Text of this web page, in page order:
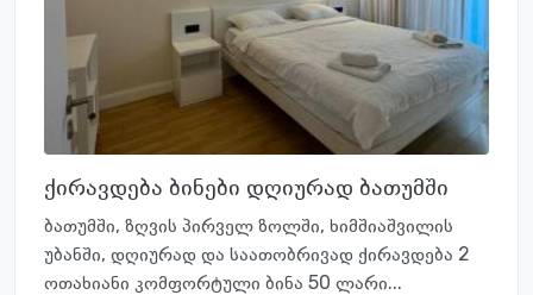
ქირავდება ბინები დღიურად ბათუმში
ბათუმში, ზღვის პირველ ზოლში, ხიმშიაშვილის
უბანში, დღიურად და საათობრივად ქირავდება 2
ოთახიანი კომფორტული ბინა 50 ლარი...